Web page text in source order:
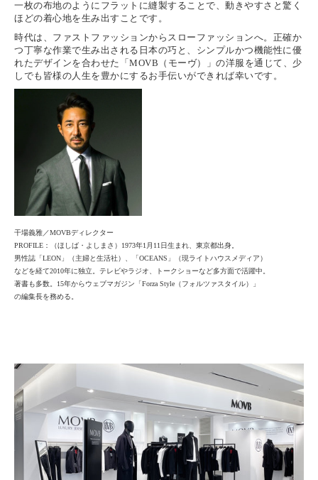
一枚の布地のようにフラットに縫製することで、動きやすさと驚く
ほどの着心地を生み出すことです。
時代は、ファストファッションからスローファッションへ。正確か
つ丁寧な作業で生み出される日本の巧と、シンプルかつ機能性に優
れたデザインを合わせた「 MOVB （モーヴ）」の洋服を通じて、少
しでも皆様の人生を豊かにするお手伝いができれば幸いです。
干場義雅／MOVBディレクター
PROFILE：（ほしば・よしまさ）1973年1月11日生まれ、東京都出身。
男性誌「LEON」（主婦と生活社）、「OCEANS」（現ライトハウスメディア）
などを経て2010年に独立。テレビやラジオ、トークショーなど多方面で活躍中。
著書も多数。15年からウェブマガジン「Forza Style（フォルツァスタイル）」
の編集長を務める。